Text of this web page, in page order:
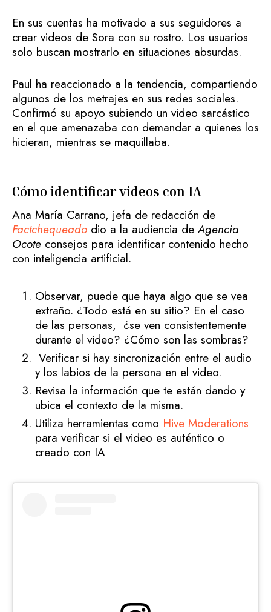
En sus cuentas ha motivado a sus seguidores a
crear videos de Sora con su rostro. Los usuarios
solo buscan mostrarlo en situaciones absurdas.
Paul ha reaccionado a la tendencia, compartiendo
algunos de los metrajes en sus redes sociales.
Confirmó su apoyo subiendo un video sarcástico
en el que amenazaba con demandar a quienes los
hicieran, mientras se maquillaba.
Cómo identificar videos con IA
Ana María Carrano, jefa de redacción de
Factchequeado dio a la audiencia deAgencia
Ocote consejos para identificar contenido hecho
con inteligencia artificial.
Observar, puede que haya algo que se vea
extraño. ¿Todo está en su sitio? En el caso
de las personas, ¿se ven consistentemente
durante el video? ¿Cómo son las sombras?
Verificar si hay sincronización entre el audio
y los labios de la persona en el video.
Revisa la información que te están dando y
ubica el contexto de la misma.
Utiliza herramientas como Hive Moderations
para verificar si el video es auténtico o
creado con IA